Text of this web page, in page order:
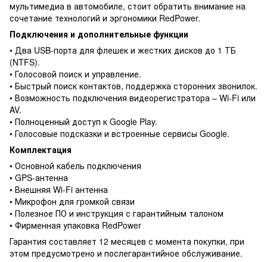
мультимедиа в автомобиле, стоит обратить внимание на
сочетание технологий и эргономики RedPower.
Подключения и дополнительные функции
• Два USB-порта для флешек и жестких дисков до 1 ТБ
(NTFS).
• Голосовой поиск и управление.
• Быстрый поиск контактов, поддержка сторонних звонилок.
• Возможность подключения видеорегистратора – Wi-Fi или
AV.
• Полноценный доступ к Google Play.
• Голосовые подсказки и встроенные сервисы Google.
Комплектация
• Основной кабель подключения
• GPS-антенна
• Внешняя Wi-Fi антенна
• Микрофон для громкой связи
• Полезное ПО и инструкция с гарантийным талоном
• Фирменная упаковка RedPower
Гарантия составляет 12 месяцев с момента покупки, при
этом предусмотрено и послегарантийное обслуживание.